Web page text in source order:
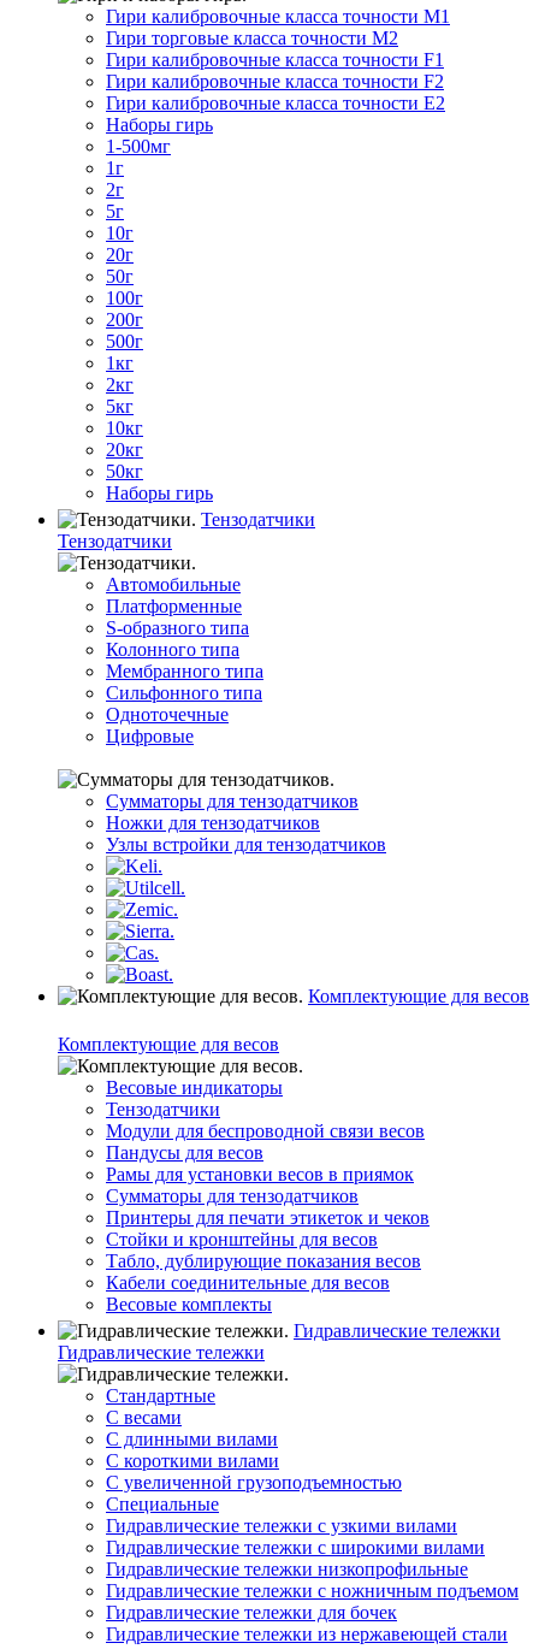
Гири калибровочные класса точности M1
Гири торговые класса точности M2
Гири калибровочные класса точности F1
Гири калибровочные класса точности F2
Гири калибровочные класса точности E2
Наборы гирь
1-500мг
1г
2г
5г
10г
20г
50г
100г
200г
500г
1кг
2кг
5кг
10кг
20кг
50кг
Наборы гирь
Тензодатчики
Тензодатчики
Автомобильные
Платформенные
S-образного типа
Колонного типа
Мембранного типа
Сильфонного типа
Одноточечные
Цифровые
Сумматоры для тензодатчиков
Ножки для тензодатчиков
Узлы встройки для тензодатчиков
Комплектующие для весов
Комплектующие для весов
Весовые индикаторы
Тензодатчики
Модули для беспроводной связи весов
Пандусы для весов
Рамы для установки весов в приямок
Сумматоры для тензодатчиков
Принтеры для печати этикеток и чеков
Стойки и кронштейны для весов
Табло, дублирующие показания весов
Кабели соединительные для весов
Весовые комплекты
Гидравлические тележки
Гидравлические тележки
Стандартные
С весами
С длинными вилами
С короткими вилами
С увеличенной грузоподъемностью
Специальные
Гидравлические тележки с узкими вилами
Гидравлические тележки с широкими вилами
Гидравлические тележки низкопрофильные
Гидравлические тележки с ножничным подъемом
Гидравлические тележки для бочек
Гидравлические тележки из нержавеющей стали